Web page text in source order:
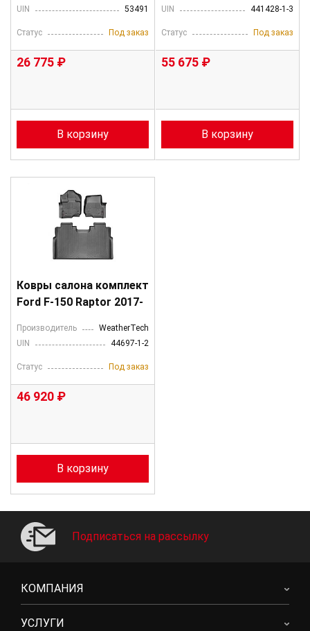
UIN 53491
Статус Под заказ
26 775 ₽
В корзину
UIN
441428-1-3
Статус Под заказ
55 675 ₽
В корзину
Ковры салона комплект
Ford F-150 Raptor 2017-
Производитель
WeatherTech
UIN
44697-1-2
Статус Под заказ
46 920 ₽
В корзину
Подписаться на рассылку
КОМПАНИЯ
УСЛУГИ